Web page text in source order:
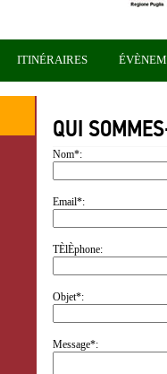
ITINÉRAIRES
QUI
Nom*:
Email*:
TÈlÈphone:
Objet*:
Message*: